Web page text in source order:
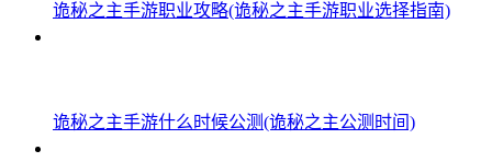
诡秘之主手游职业攻略(诡秘之主手游职业选择指南)
诡秘之主手游什么时候公测(诡秘之主公测时间)